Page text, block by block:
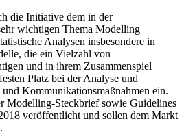
die Initiative dem in der
wichtigen Thema Modelling
Analysen insbesondere in
die ein Vielzahl von
und in ihrem Zusammenspiel
Platz bei der Analyse und
Kommunikationsmaßnahmen ein.
Modelling-Steckbrief sowie Guidelines
veröffentlicht und sollen dem Markt